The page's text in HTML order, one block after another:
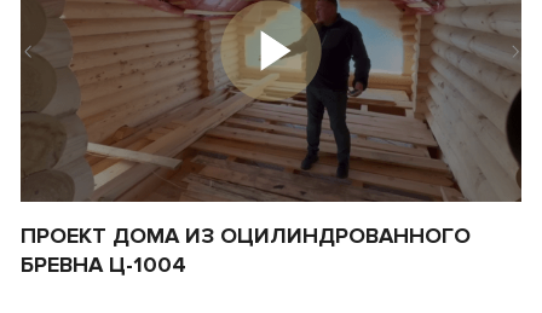
ПРОЕКТ ДОМА ИЗ ОЦИЛИНДРОВАННОГО
БРЕВНА Ц-1004